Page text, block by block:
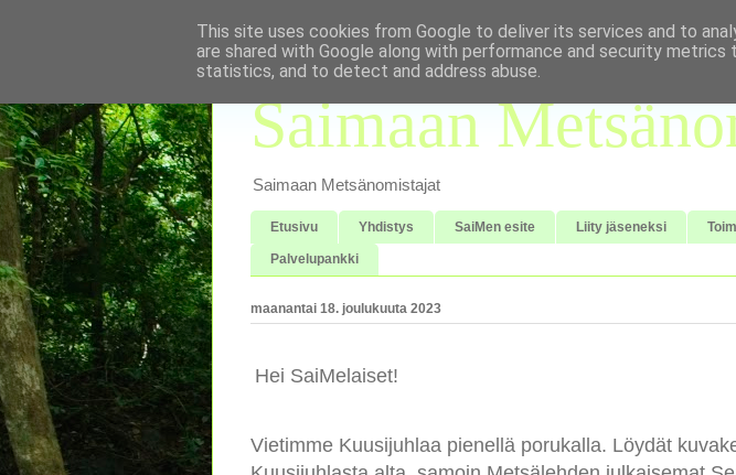
Saimaan
Saimaan Metsänomistajat
Etusivu Yhdistys SaiMen esite Liity jäseneksi
Palvelupankki
maanantai 18. joulukuuta 2023
Hei SaiMelaiset!
Vietimme Kuusijuhlaa pienellä porukalla. Löydät
This site uses cookies from Google to deliver its services and to
are shared with Google along with performance and security
statistics, and to detect and address abuse.